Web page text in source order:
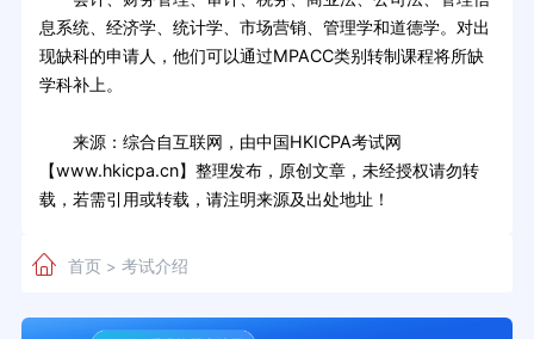
息系统、经济学、统计学、市场营销、管理学和道德学。对出
现缺科的申请人，他们可以通过MPACC类别转制课程将所缺
学科补上。
来源：综合自互联网，由中国HKICPA考试网
【www.hkicpa.cn】整理发布，原创文章，未经授权请勿转
载，若需引用或转载，请注明来源及出处地址！
首页> 考试介绍